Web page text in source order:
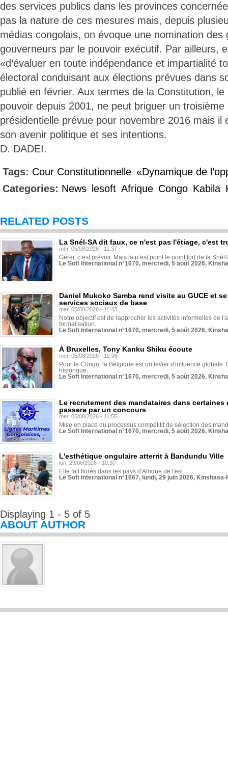
des services publics dans les provinces
pas la nature de ces mesures mais, depuis
médias congolais, on évoque une nomination des
gouverneurs par le pouvoir exécutif. Par ailleurs,
«d’évaluer en toute indépendance et impartialité
électoral conduisant aux élections prévues dans
publié en février. Aux termes de la Constitution,
pouvoir depuis 2001, ne peut briguer un
présidentielle prévue pour novembre 2016 mais il
son avenir politique et ses intentions.
D. DADEI.
Tags: Cour Constitutionnelle «Dynamique de
Categories: News lesoft Afrique Congo Kabila
RELATED POSTS
La Snél-SA dit faux, ce n'est pas l'étiage, c'est
mer, 05/08/2026 - 11:37
Gérer, c’est prévoir. Mais là n’est point le point fort de la
Le Soft International n°1670, mercredi, 5 août 2026,
Daniel Mukoko Samba rend visite au GUCE et
services sociaux de base
mer, 05/08/2026 - 11:43
Notre objectif est de rapprocher les activités informelles de
formalisation.
Le Soft International n°1670, mercredi, 5 août 2026,
À Bruxelles, Tony Kanku Shiku écoute
mer, 05/08/2026 - 12:06
Pour le Congo, la Belgique est un levier d'influence globale.
historique...
Le Soft International n°1670, mercredi, 5 août 2026,
Le recrutement des mandataires dans
passera par un concours
mer, 05/08/2026 - 11:55
Mise en place du processus compétitif de sélection des
Le Soft International n°1670, mercredi, 5 août 2026,
L'esthétique ongulaire atterrit à Bandundu Ville
lun, 29/06/2026 - 10:30
Elle fait florès dans les pays d'Afrique de l'est...
Le Soft International n°1667, lundi, 29 juin 2026,
Displaying 1 - 5 of 5
ABOUT AUTHOR